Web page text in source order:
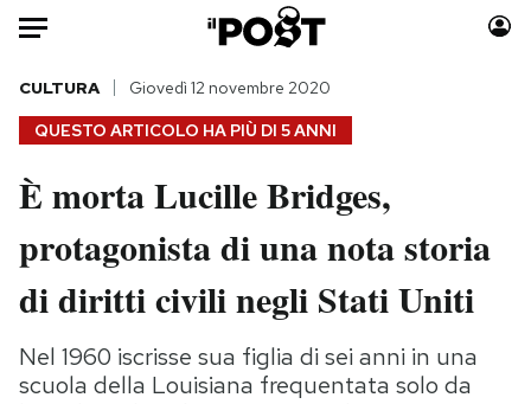
Auto
HOME
Italia
Politica
Tecnologia
Scienza
Moda
Consumismi
Storie/Idee
Media
QUESTO ARTICOLO HA PIÙ DI 5 ANNI
CULTURA Giovedì 12 novembre 2020
È morta Lucille Bridges,
protagonista di una nota storia
di diritti civili negli Stati Uniti
Nel 1960 iscrisse sua figlia di sei anni in una
scuola della Louisiana frequentata solo da